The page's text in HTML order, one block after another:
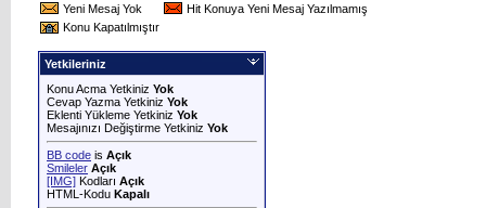
Yeni Mesaj Yok
Hit Konuya Yeni Mesaj Yazılmamış
Konu Kapatılmıştır
Yetkileriniz
Konu Acma Yetkiniz Yok
Cevap Yazma Yetkiniz Yok
Eklenti Yükleme Yetkiniz Yok
Mesajınızı Değiştirme Yetkiniz Yok
BB code is Açık
Smileler Açık
[IMG] Kodları Açık
HTML-Kodu Kapalı